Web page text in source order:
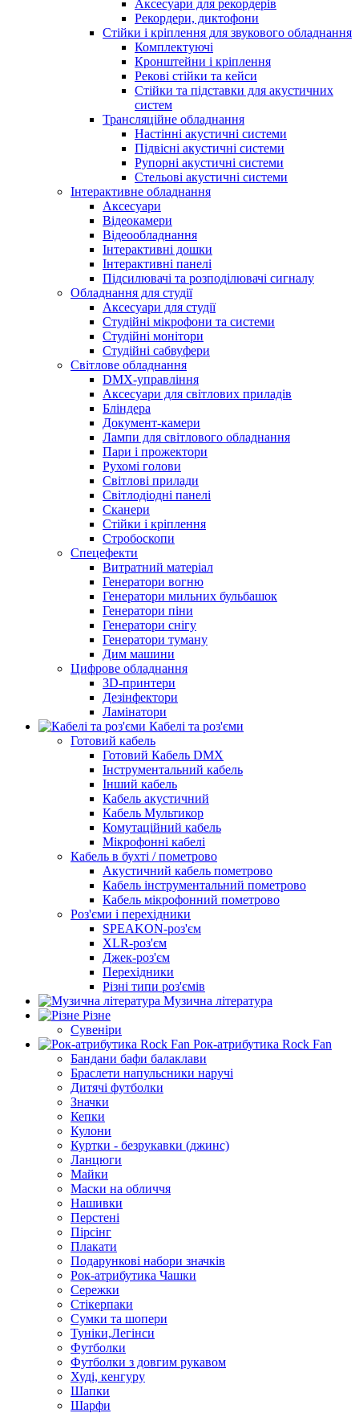
Аксесуари для рекордерів
Рекордери, диктофони
Стійки і кріплення для звукового обладнання
Комплектуючі
Кронштейни і кріплення
Рекові стійки та кейси
Стійки та підставки для акустичних
систем
Трансляційне обладнання
Настінні акустичні системи
Підвісні акустичні системи
Рупорні акустичні системи
Стельові акустичні системи
Інтерактивне обладнання
Аксесуари
Відеокамери
Відеообладнання
Інтерактивні дошки
Інтерактивні панелі
Підсилювачі та розподілювачі сигналу
Обладнання для студії
Аксесуари для студії
Студійні мікрофони та системи
Студійні монітори
Студійні сабвуфери
Світлове обладнання
DMX-управління
Аксесуари для світлових приладів
Бліндера
Документ-камери
Лампи для світлового обладнання
Пари і прожектори
Рухомі голови
Світлові прилади
Світлодіодні панелі
Сканери
Стійки і кріплення
Стробоскопи
Спецефекти
Витратний матеріал
Генератори вогню
Генератори мильних бульбашок
Генератори піни
Генератори снігу
Генератори туману
Дим машини
Цифрове обладнання
3D-принтери
Дезінфектори
Ламінатори
Кабелі та роз'єми
Готовий кабель
Готовий Кабель DMX
Інструментальний кабель
Інший кабель
Кабель акустичний
Кабель Мультикор
Комутаційний кабель
Мікрофонні кабелі
Кабель в бухті / пометрово
Акустичний кабель пометрово
Кабель інструментальний пометрово
Кабель мікрофонний пометрово
Роз'єми і перехідники
SPEAKON-роз'єм
XLR-роз'єм
Джек-роз'єм
Перехідники
Різні типи роз'ємів
Музична література
Різне
Сувеніри
Рок-атрибутика Rock Fan
Бандани бафи балаклави
Браслети напульсники наручі
Дитячі футболки
Значки
Кепки
Кулони
Куртки - безрукавки (джинс)
Ланцюги
Майки
Маски на обличчя
Нашивки
Перстені
Пірсінг
Плакати
Подарункові набори значків
Рок-атрибутика Чашки
Сережки
Стікерпаки
Сумки та шопери
Туніки,Легінси
Футболки
Футболки з довгим рукавом
Худі, кенгуру
Шапки
Шарфи